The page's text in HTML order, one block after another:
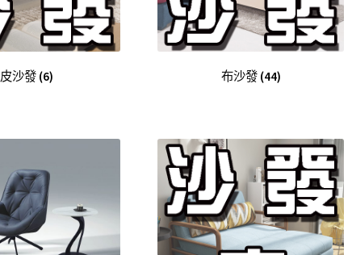
皮沙發 (6) 布沙發 (44)